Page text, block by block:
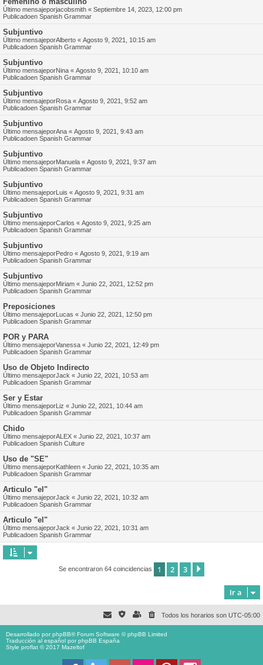
Último mensajeporjacobsmith « Septiembre 14, 2023, 12:00 pm
Publicadoen Spanish Grammar
Subjuntivo
Último mensajeporAlberto « Agosto 9, 2021, 10:15 am
Publicadoen Spanish Grammar
Subjuntivo
Último mensajeporNina « Agosto 9, 2021, 10:10 am
Publicadoen Spanish Grammar
Subjuntivo
Último mensajeporRosa « Agosto 9, 2021, 9:52 am
Publicadoen Spanish Grammar
Subjuntivo
Último mensajeporAna « Agosto 9, 2021, 9:43 am
Publicadoen Spanish Grammar
Subjuntivo
Último mensajeporManuela « Agosto 9, 2021, 9:37 am
Publicadoen Spanish Grammar
Subjuntivo
Último mensajeporLuis « Agosto 9, 2021, 9:31 am
Publicadoen Spanish Grammar
Subjuntivo
Último mensajeporCarlos « Agosto 9, 2021, 9:25 am
Publicadoen Spanish Grammar
Subjuntivo
Último mensajeporPedro « Agosto 9, 2021, 9:19 am
Publicadoen Spanish Grammar
Subjuntivo
Último mensajeporMiriam « Junio 22, 2021, 12:52 pm
Publicadoen Spanish Grammar
Preposiciones
Último mensajeporLucas « Junio 22, 2021, 12:50 pm
Publicadoen Spanish Grammar
POR y PARA
Último mensajeporVanessa « Junio 22, 2021, 12:49 pm
Publicadoen Spanish Grammar
Uso de Objeto Indirecto
Último mensajeporJack « Junio 22, 2021, 10:53 am
Publicadoen Spanish Grammar
Ser y Estar
Último mensajeporLiz « Junio 22, 2021, 10:44 am
Publicadoen Spanish Grammar
Chido
Último mensajeporALEX « Junio 22, 2021, 10:37 am
Publicadoen Spanish Culture
Uso de "SE"
Último mensajeporKathleen « Junio 22, 2021, 10:35 am
Publicadoen Spanish Grammar
Articulo "el"
Último mensajeporJack « Junio 22, 2021, 10:32 am
Publicadoen Spanish Grammar
Articulo "el"
Último mensajeporJack « Junio 22, 2021, 10:31 am
Publicadoen Spanish Grammar
Se encontraron 64 coincidencias 1 2 3
Ir a
Todos los horarios son UTC-05:00
Desarrollado porphpBB® Forum Software © phpBB Limited
Traducción al español porphpBB España
Style proflat © 2017 Mazeltof